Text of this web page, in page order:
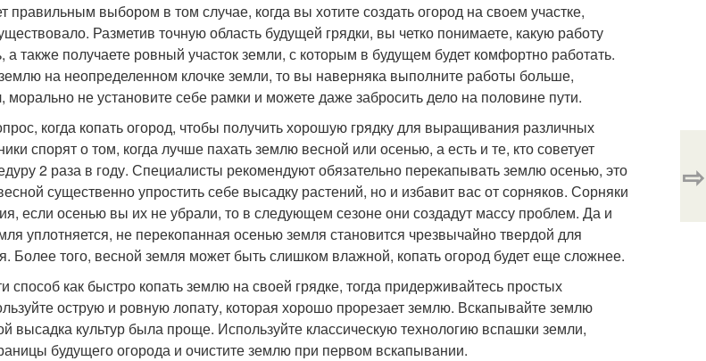
правильным выбором в том случае, когда вы хотите создать огород на своем участке,
Разметив точную область будущей грядки, вы четко понимаете, какую работу
а также получаете ровный участок земли, с которым в будущем будет комфортно работать.
на неопределенном клочке земли, то вы наверняка выполните работы больше,
морально не установите себе рамки и можете даже забросить дело на половине пути.
когда копать огород, чтобы получить хорошую грядку для выращивания различных
спорят о том, когда лучше пахать землю весной или осенью, а есть и те, кто советует
2 раза в году. Специалисты рекомендуют обязательно перекапывать землю осенью, это
существенно упростить себе высадку растений, но и избавит вас от сорняков. Сорняки
если осенью вы их не убрали, то в следующем сезоне они создадут массу проблем. Да и
уплотняется, не перекопанная осенью земля становится чрезвычайно твердой для
Более того, весной земля может быть слишком влажной, копать огород будет еще сложнее.
способ как быстро копать землю на своей грядке, тогда придерживайтесь простых
острую и ровную лопату, которая хорошо прорезает землю. Вскапывайте землю
высадка культур была проще. Используйте классическую технологию вспашки земли,
будущего огорода и очистите землю при первом вскапывании.
⇨